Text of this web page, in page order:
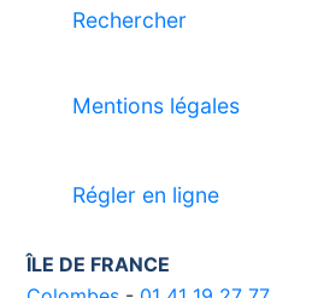
Rechercher
Mentions légales
Régler en ligne
ÎLE DE FRANCE